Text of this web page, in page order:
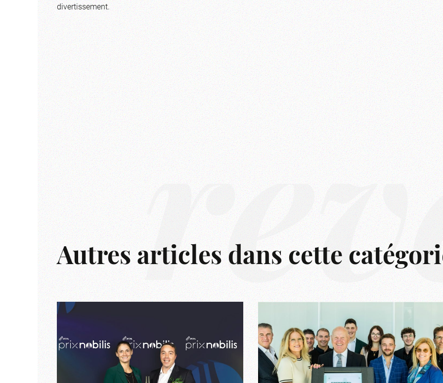
divertissement.
Autres articles dans cette